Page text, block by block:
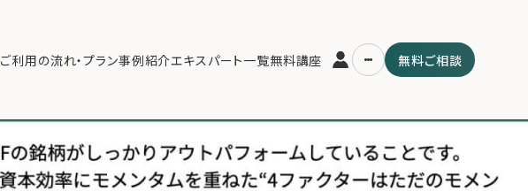
ご利用の流れ・プラン事例紹介エキスパート一覧無料講座 無料ご相談
ご利用の流れ・プラン
運営会社
ファミリーオフィスとは